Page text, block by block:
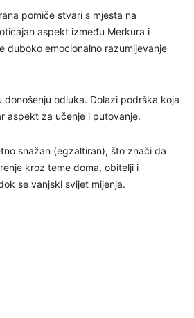
pomiče stvari s mjesta na
aspekt između Merkura i
duboko emocionalno razumijevanje
donošenju odluka. Dolazi podrška koja
aspekt za učenje i putovanje.
snažan (egzaltiran), što znači da
kroz teme doma, obitelji i
se vanjski svijet mijenja.